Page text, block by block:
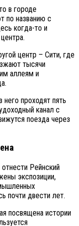
в городе
по названию с
когда-то и
центр – Сити, где
тысячи
аллеям и
проходят пять
канал с
поезда через
Рейнский
экспозиции,
почти двести лет.
посвящена истории